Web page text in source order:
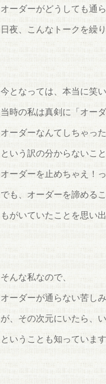
オーダーがどうしても通
日夜、こんなトークを繰
今となっては、本当に笑
当時の私は真剣に「オー
オーダーなんてしちゃっ
という訳の分からないこと
オーダーを止めちゃえ！っ
でも、オーダーを諦める
もがいていたことを思い出
そんな私なので、
オーダーが通らない苦し
が、その次元にいたら、
ということも知っています